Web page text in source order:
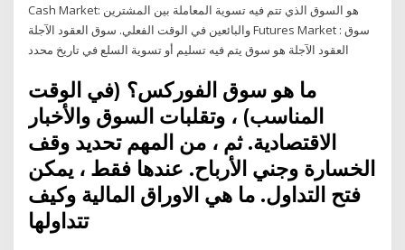
Cash Market: هو السوق الذي تتم فيه تسوية المعاملة بين المشترين
والبائعين في الوقت الفعلي. سوق العقود الآجلة Futures Market : سوق
العقود الآجلة هو سوق يتم فيه تسليم أو تسوية السلع في تاريخ محدد
ما هو سوق الفوركس؟ (في الوقت
المناسب) ، وتقلبات السوق والأخبار
الاقتصادية. ثم ، من المهم تحديد وقف
الخسارة وجني الأرباح. عندها فقط ، يمكن
فتح التداول. ما هي الاوراق المالية وكيف
تتداولها